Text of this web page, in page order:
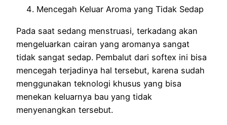
Mencegah Keluar Aroma yang Tidak Sedap
Pada saat sedang menstruasi, terkadang akan
mengeluarkan cairan yang aromanya sangat
tidak sangat sedap. Pembalut dari softex ini bisa
mencegah terjadinya hal tersebut, karena sudah
menggunakan teknologi khusus yang bisa
menekan keluarnya bau yang tidak
menyenangkan tersebut.